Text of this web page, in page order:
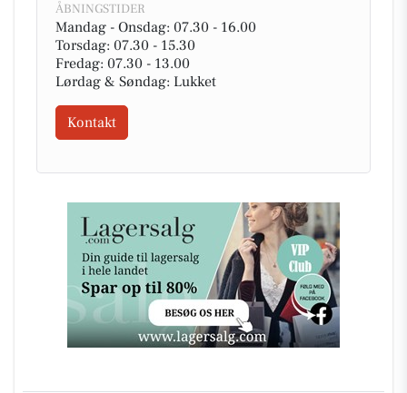
ÅBNINGSTIDER
Mandag - Onsdag: 07.30 - 16.00
Torsdag: 07.30 - 15.30
Fredag: 07.30 - 13.00
Lørdag & Søndag: Lukket
Kontakt